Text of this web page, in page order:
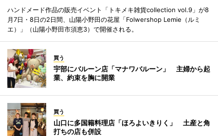
ハンドメード作品の販売イベント「トキメキ雑貨collection vol.9」が8
月7日・8日の2日間、山陽小野田の花屋「Folwershop Lemie（ルミ
エ）」（山陽小野田市須恵3）で開催される。
買う
宇部にバルーン店「マナワバルーン」 主婦から起
業、約束を胸に開業
買う
山口に多国籍料理店「ほろよいきりく」 土産と角
打ちの店も併設